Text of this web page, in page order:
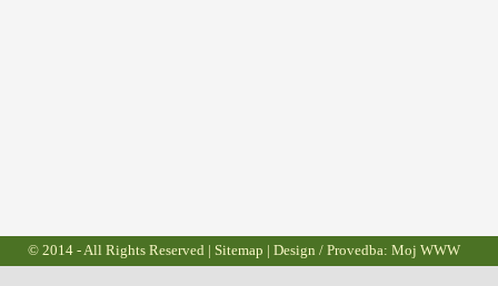
© 2014 - All Rights Reserved | Sitemap | Design / Provedba: Moj WWW